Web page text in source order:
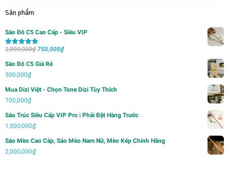
Sản phẩm
Sáo Đô C5 Cao Cấp - Siêu VIP
Được xếp
sao
2,000,000₫ Giá
750,000₫Giá
750,000₫.
Sáo Đô C5 Giá Rẻ
500,000₫
Mua Dizi Việt - Chọn Tone Dizi Tùy Thích
700,000₫
Sáo Trúc Siêu Cấp VIP Pro | Phải Đặt Hàng Trước
1,500,000₫
Sáo Mèo Cao Cấp, Sáo Mèo Nam Nữ, Mèo Kép Chính Hãng
2,000,000₫